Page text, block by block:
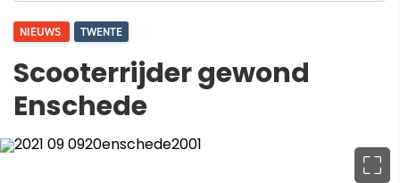
NIEUWS TWENTE
Scooterrijder gewond
Enschede